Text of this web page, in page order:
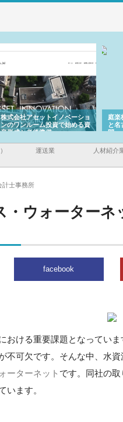
株式会社アセットイノベーショ
ンのワンルーム投資で始める資
産形成と老後準備
庭楽
と名
間
運送業 人材紹介
計士事務所
・ウォーター
facebook
おける重要課題となってい
不可欠です。そんな中、水
ーターネット です。同社の
います。